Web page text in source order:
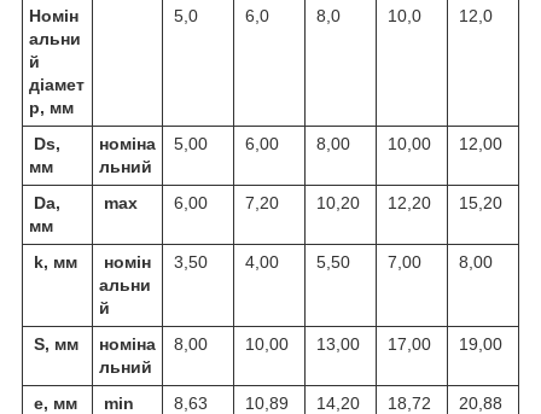
Номін
альни
й
діамет
р, мм
5,0 6,0 8,0 10,0 12,0
Ds,
мм
номіна
льний
5,00 6,00 8,00 10,00 12,00
Da,
мм
max 6,00 7,20 10,20 12,20 15,20
k, мм
номін
альни
й
3,50 4,00 5,50 7,00 8,00
S, мм
номіна
льний
8,00 10,00 13,00 17,00 19,00
e, мм min 8,63 10,89 14,20 18,72 20,88